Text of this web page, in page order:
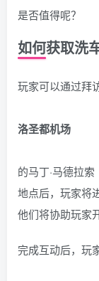
是否值得呢？
如何获取洗
玩家可以通过拜
洛圣都机场
的马丁·马德拉
地点后，玩家将
他们将协助玩家
完成互动后，玩